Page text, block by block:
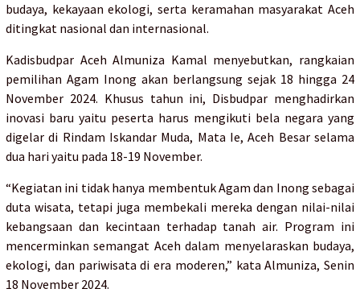
budaya, kekayaan ekologi, serta keramahan masyarakat Aceh
ditingkat nasional dan internasional.
Kadisbudpar Aceh Almuniza Kamal menyebutkan, rangkaian
pemilihan Agam Inong akan berlangsung sejak 18 hingga 24
November 2024. Khusus tahun ini, Disbudpar menghadirkan
inovasi baru yaitu peserta harus mengikuti bela negara yang
digelar di Rindam Iskandar Muda, Mata Ie, Aceh Besar selama
dua hari yaitu pada 18-19 November.
“Kegiatan ini tidak hanya membentuk Agam dan Inong sebagai
duta wisata, tetapi juga membekali mereka dengan nilai-nilai
kebangsaan dan kecintaan terhadap tanah air. Program ini
mencerminkan semangat Aceh dalam menyelaraskan budaya,
ekologi, dan pariwisata di era moderen,” kata Almuniza, Senin
18 November 2024.